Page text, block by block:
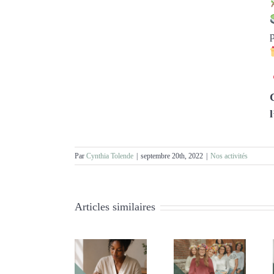
Par Cynthia Tolende septembre 20th, 2022 Nos activités
Articles similaires